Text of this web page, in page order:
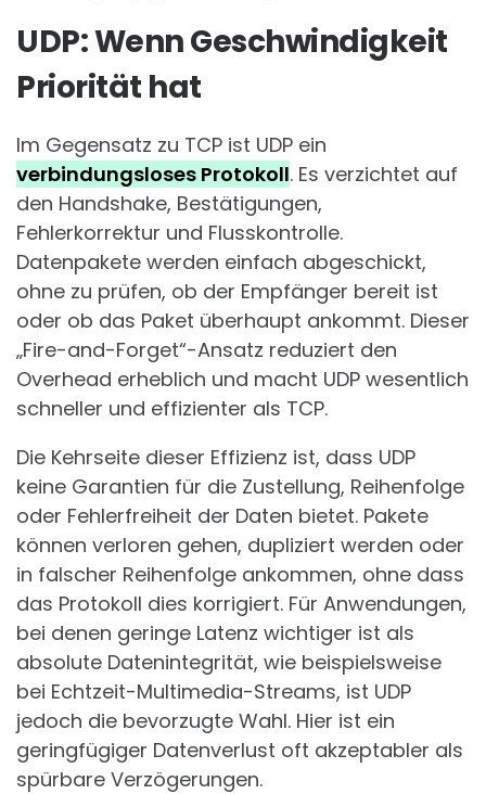
UDP: Wenn Geschwindigkeit
Priorität hat
Im Gegensatz zu TCP ist UDP ein
verbindungsloses Protokoll. Es verzichtet auf
den Handshake, Bestätigungen,
Fehlerkorrektur und Flusskontrolle.
Datenpakete werden einfach abgeschickt,
ohne zu prüfen, ob der Empfänger bereit ist
oder ob das Paket überhaupt ankommt. Dieser
„Fire-and-Forget“-Ansatz reduziert den
Overhead erheblich und macht UDP wesentlich
schneller und effizienter als TCP.
Die Kehrseite dieser Effizienz ist, dass UDP
keine Garantien für die Zustellung, Reihenfolge
oder Fehlerfreiheit der Daten bietet. Pakete
können verloren gehen, dupliziert werden oder
in falscher Reihenfolge ankommen, ohne dass
das Protokoll dies korrigiert. Für Anwendungen,
bei denen geringe Latenz wichtiger ist als
absolute Datenintegrität, wie beispielsweise
bei Echtzeit-Multimedia-Streams, ist UDP
jedoch die bevorzugte Wahl. Hier ist ein
geringfügiger Datenverlust oft akzeptabler als
spürbare Verzögerungen.